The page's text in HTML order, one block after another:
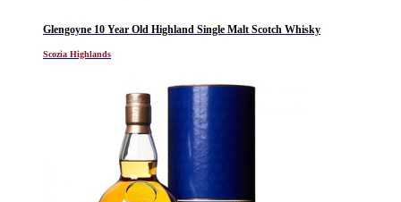
Glengoyne 10 Year Old Highland Single Malt Scotch Whisky
Scozia Highlands